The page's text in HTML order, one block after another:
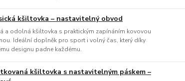
kšiltovka – nastavitelný obvod
a odolná kšiltovka s praktickým zapínáním kovovou
Ideální doplněk pro sport i volný čas, který díky
designu padne každému.
kšiltovka s nastavitelným páskem –